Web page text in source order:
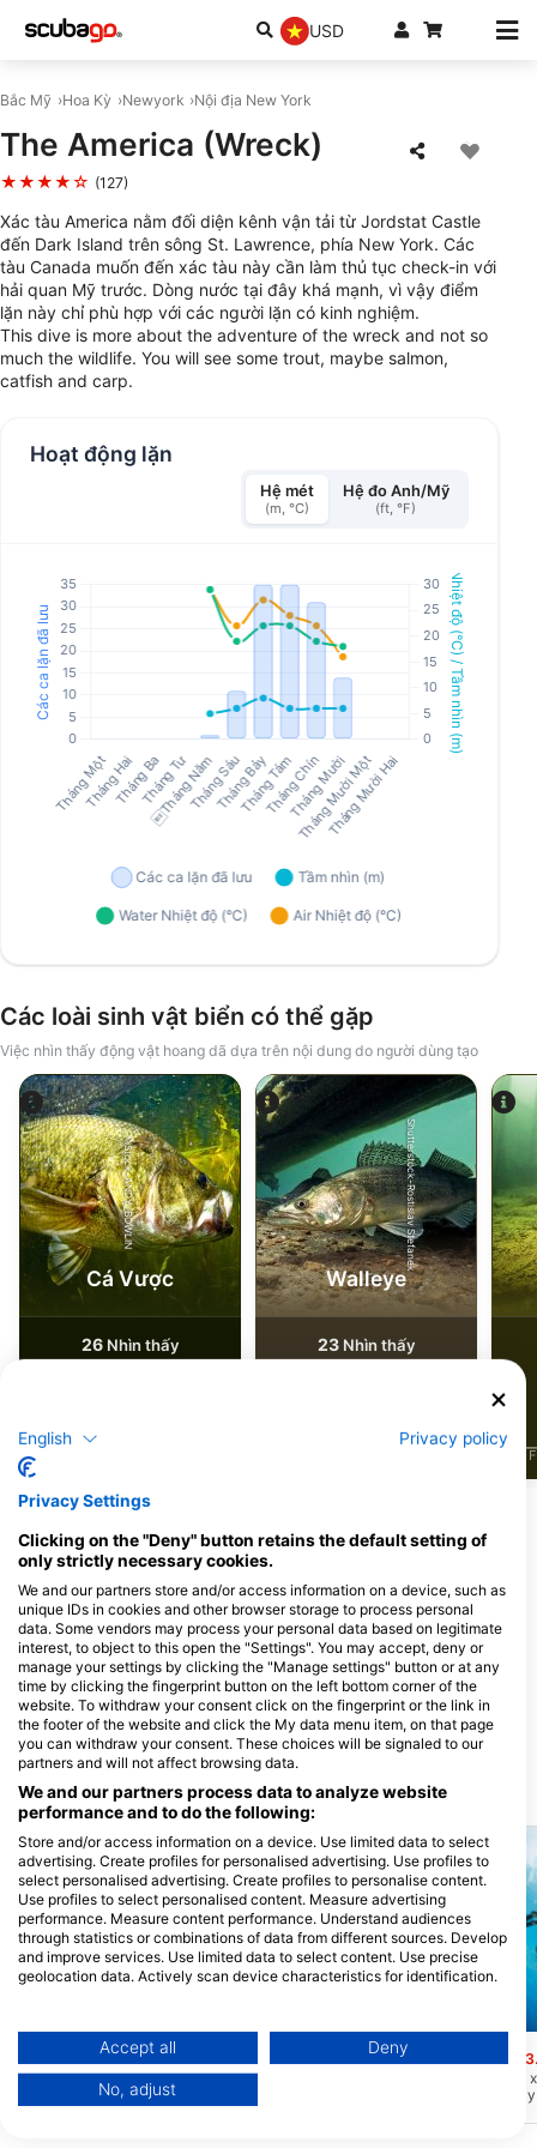
USD
Bắc Mỹ Hoa Kỳ Newyork Nội địa New York
The America (Wreck)
★★★★☆ (127)
Xác tàu America nằm đối diện kênh vận tải từ Jordstat Castle
đến Dark Island trên sông St. Lawrence, phía New York. Các
tàu Canada muốn đến xác tàu này cần làm thủ tục check-in với
hải quan Mỹ trước. Dòng nước tại đây khá mạnh, vì vậy điểm
lặn này chỉ phù hợp với các người lặn có kinh nghiệm.
This dive is more about the adventure of the wreck and not so
much the wildlife. You will see some trout, maybe salmon,
catfish and carp.
Hoạt động lặn
Hệ mét
(m, °C)
Hệ đo Anh/Mỹ
(ft, °F)
Các loài sinh vật biển có thể gặp
Việc nhìn thấy động vật hoang dã dựa trên nội dung do người dùng tạo
iStock-ANDY_BOWLIN
Cá Vược
26Nhìn thấy
Shutterstock-Rostislav Stefanek
Walleye
23Nhìn thấy
F
Các trung tâm lặn phục vụ tại điểm lặn
này
Scuba Venture Inc
2501 Penn Ave, 19609 Reading, PA
- Hoa KỲ
Sharkys Scuba Supply, Mike
Morris
1226 Wellington St. W, K1Y 3A1
Ottawa, ON - Canada
Các địa lặn lân cận
Keuka Lake(★4.3)
Hồ Keuka là một trong những hồ Finger
của New York. Luôn có thứ gì đó được tìm
thấy dưới đáy Hồ Finger, từ chai thủy tinh
Sevey’s Marina
Sevey's Marina là một
thuyền tư nhân nên
hợp họ cần di chuyển
English Privacy policy
Privacy Settings
Clicking on the "Deny" button retains the default setting of
only strictly necessary cookies.
We and our partners store and/or access information on a device, such as
unique IDs in cookies and other browser storage to process personal
data. Some vendors may process your personal data based on legitimate
interest, to object to this open the "Settings". You may accept, deny or
manage your settings by clicking the "Manage settings" button or at any
time by clicking the fingerprint button on the left bottom corner of the
website. To withdraw your consent click on the fingerprint or the link in
the footer of the website and click the My data menu item, on that page
you can withdraw your consent. These choices will be signaled to our
partners and will not affect browsing data.
We and our partners process data to analyze website
performance and to do the following:
Store and/or access information on a device. Use limited data to select
advertising. Create profiles for personalised advertising. Use profiles to
select personalised advertising. Create profiles to personalise content.
Use profiles to select personalised content. Measure advertising
performance. Measure content performance. Understand audiences
through statistics or combinations of data from different sources. Develop
and improve services. Use limited data to select content. Use precise
geolocation data. Actively scan device characteristics for identification.
Data may be shared outside of the European Union and send to the USA.
Your consent and the cookie policy applies solely to this website/app.
View Partner List (1 IAB Vendors)
Accept all Deny
No, adjust